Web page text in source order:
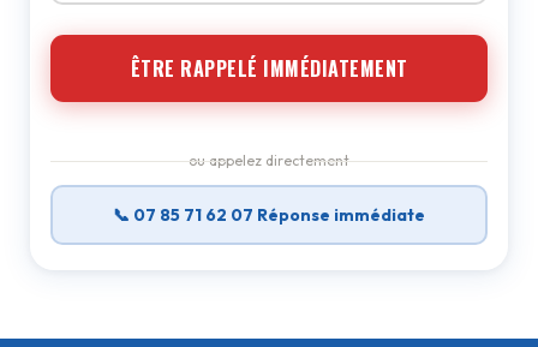
ou appelez directement
📞 07 85 71 62 07 Réponse immédiate